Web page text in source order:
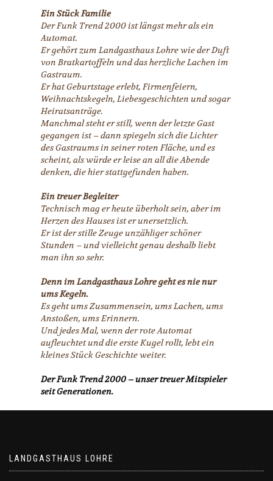
Ein Stück Familie
Der Funk Trend 2000 ist längst mehr als ein
Automat.
Er gehört zum Landgasthaus Lohre wie der Duft
von Bratkartoffeln und das herzliche Lachen im
Gastraum.
Er hat Geburtstage erlebt, Firmenfeiern,
Weihnachtskegeln, Liebesgeschichten und sogar
Heiratsanträge.
Manchmal steht er still, wenn der letzte Gast
gegangen ist – dann spiegeln sich die Lichter
des Gastraums in seiner roten Fläche, und es
scheint, als würde er leise an all die Abende
denken, die hier stattgefunden haben.
Ein treuer Begleiter
Technisch mag er heute überholt sein, aber im
Herzen des Hauses ist er unersetzlich.
Er ist der stille Zeuge unzähliger schöner
Stunden – und vielleicht genau deshalb liebt
man ihn so sehr.
Denn im Landgasthaus Lohre geht es nie nur
ums Kegeln.
Es geht ums Zusammensein, ums Lachen, ums
Anstoßen, ums Erinnern.
Und jedes Mal, wenn der rote Automat
aufleuchtet und die erste Kugel rollt, lebt ein
kleines Stück Geschichte weiter.
Der Funk Trend 2000 – unser treuer Mitspieler
seit Generationen.
LANDGASTHAUS LOHRE